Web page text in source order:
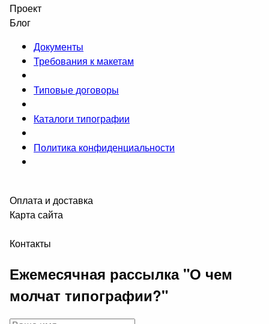
Проект
Блог
Документы
Требования к макетам
Типовые договоры
Каталоги типографии
Политика конфиденциальности
Оплата и доставка
Карта сайта
Контакты
Ежемесячная рассылка "О чем
молчат типографии?"